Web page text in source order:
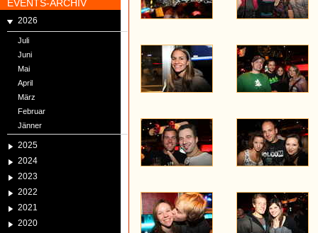
EVENTS-ARCHIV
2026
Juli
Juni
Mai
April
März
Februar
Jänner
2025
2024
2023
2022
2021
2020